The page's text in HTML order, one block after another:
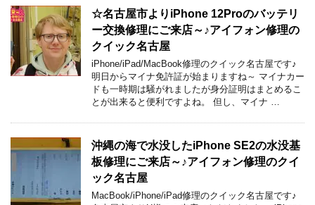
☆名古屋市よりiPhone 12Proのバッテリ
ー交換修理にご来店～♪アイフォン修理の
クイック名古屋
iPhone/iPad/MacBook修理のクイック名古屋です♪
明日からマイナ免許証が始まりますね～ マイナカー
ドも一時期は騒がれましたが身分証明はまとめるこ
とが出来ると便利ですよね。 但し、マイナ …
沖縄の海で水没したiPhone SE2の水没基
板修理にご来店～♪アイフォン修理のクイ
ック名古屋
MacBook/iPhone/iPad修理のクイック名古屋です♪